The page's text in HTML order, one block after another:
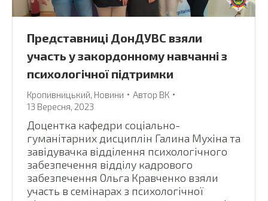
Представниці ДонДУВС взяли
участь у закордонному навчанні з
психологічної підтримки
Кропивницький, Новини Автор ВК
13 Вересня, 2023
Доцентка кафедри соціально-
гуманітарних дисциплін Галина Мухіна та
завідувачка відділення психологічного
забезпечення відділу кадрового
забезпечення Ольга Кравченко взяли
участь в семінарах з психологічної